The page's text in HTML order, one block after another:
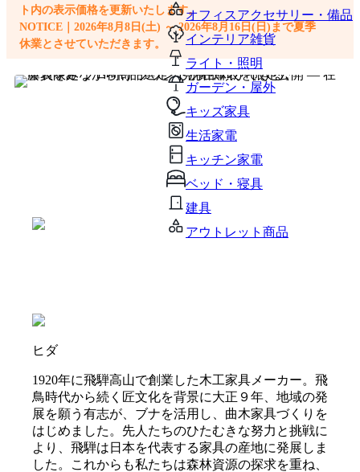
オフィスアクセサリー・備品
インテリア雑貨
ライト・照明
ガーデン・屋外
キッズ家具
生活家電
キッチン家電
ベッド・寝具
建具
アウトレット商品
ト内の表示価格を更新いたします。
NOTICE｜2026年8月8日(土) ～ 2026年8月16日(日)まで夏季
休業とさせていただきます。
ヒダ
1920年に飛騨高山で創業した木工家具メーカー。飛
鳥時代から続く匠文化を背景に大正９年、地域の発
展を願う有志が、ブナを活用し、曲木家具づくりを
はじめました。先人たちのひたむきな努力と挑戦に
より、飛騨は日本を代表する家具の産地に発展しま
した。これからも私たちは森林資源の探求を重ね、